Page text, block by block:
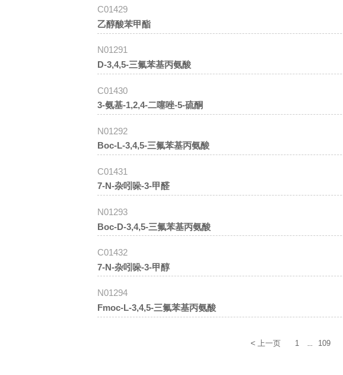
C01429
乙醇酸苯甲酯
N01291
D-3,4,5-三氟苯基丙氨酸
C01430
3-氨基-1,2,4-二噻唑-5-硫酮
N01292
Boc-L-3,4,5-三氟苯基丙氨酸
C01431
7-N-杂吲哚-3-甲醛
N01293
Boc-D-3,4,5-三氟苯基丙氨酸
C01432
7-N-杂吲哚-3-甲醇
N01294
Fmoc-L-3,4,5-三氟苯基丙氨酸
< 上一页 1 ... 109